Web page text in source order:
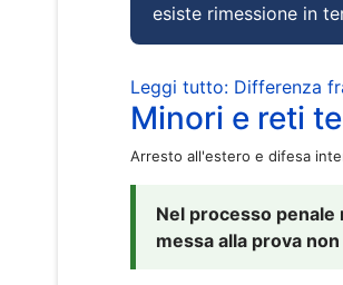
esiste rimessione in
Leggi tutto: Differenza
Minori e reti
Arresto all'estero e difesa
Nel processo penale
messa alla prova